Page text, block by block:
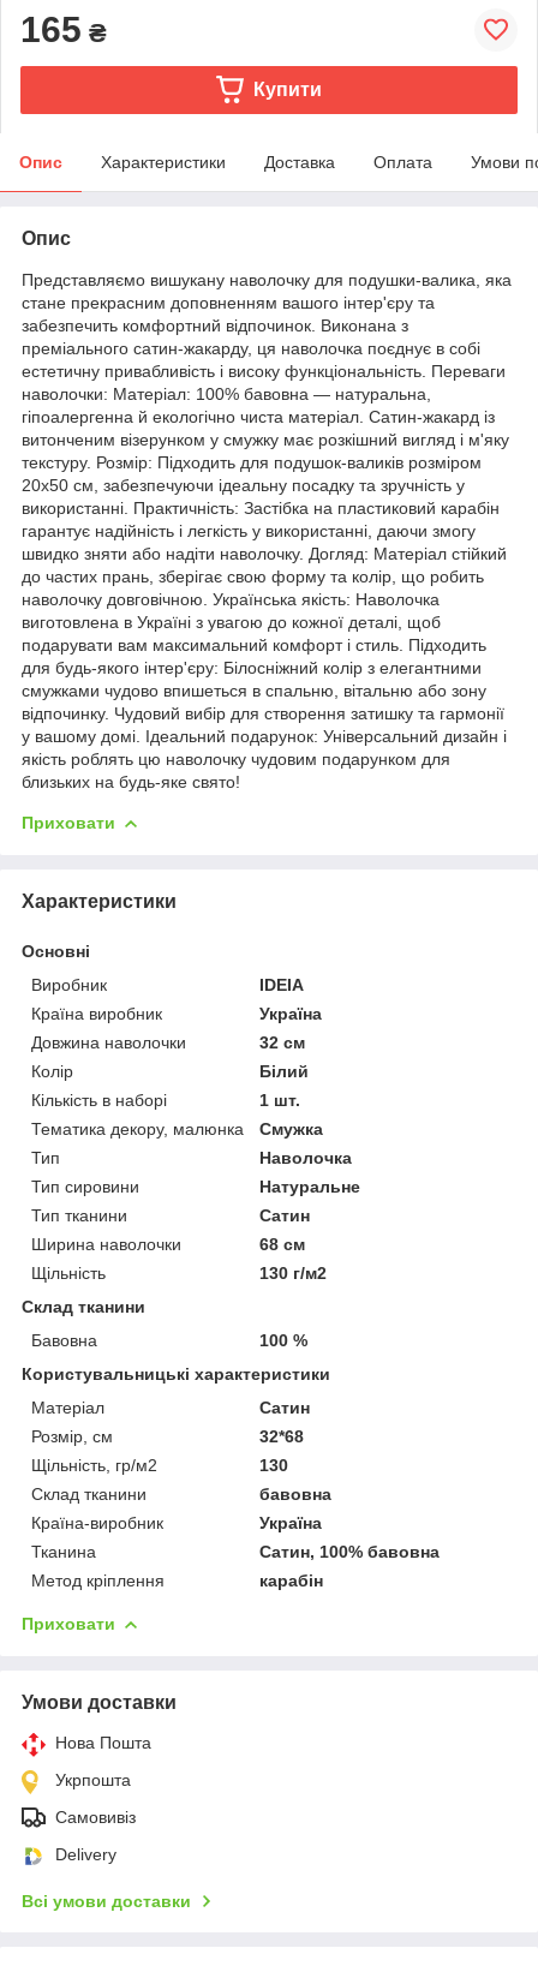
165 ₴
Купити
Опис Характеристики Доставка Оплата Умови
Опис
Представляємо вишукану наволочку для подушки-валика, яка
стане прекрасним доповненням вашого інтер'єру та
забезпечить комфортний відпочинок. Виконана з
преміального сатин-жакарду, ця наволочка поєднує в собі
естетичну привабливість і високу функціональність. Переваги
наволочки: Матеріал: 100% бавовна — натуральна,
гіпоалергенна й екологічно чиста матеріал. Сатин-жакард із
витонченим візерунком у смужку має розкішний вигляд і м'яку
текстуру. Розмір: Підходить для подушок-валиків розміром
20х50 см, забезпечуючи ідеальну посадку та зручність у
використанні. Практичність: Застібка на пластиковий карабін
гарантує надійність і легкість у використанні, даючи змогу
швидко зняти або надіти наволочку. Догляд: Матеріал стійкий
до частих прань, зберігає свою форму та колір, що робить
наволочку довговічною. Українська якість: Наволочка
виготовлена в Україні з увагою до кожної деталі, щоб
подарувати вам максимальний комфорт і стиль. Підходить
для будь-якого інтер'єру: Білосніжний колір з елегантними
смужками чудово впишеться в спальню, вітальню або зону
відпочинку. Чудовий вибір для створення затишку та гармонії
у вашому домі. Ідеальний подарунок: Універсальний дизайн і
якість роблять цю наволочку чудовим подарунком для
близьких на будь-яке свято!
Приховати
Характеристики
Основні
Виробник
IDEIA
Країна виробник
Україна
Довжина наволочки
32 см
Колір
Білий
Кількість в наборі
1 шт.
Тематика декору, малюнка
Смужка
Тип
Наволочка
Тип сировини
Натуральне
Тип тканини
Сатин
Ширина наволочки
68 см
Щільність
130 г/м2
Склад тканини
Бавовна
100 %
Користувальницькі характеристики
Матеріал
Сатин
Розмір, см
32*68
Щільність, гр/м2
130
Склад тканини
бавовна
Країна-виробник
Україна
Тканина
Сатин, 100% бавовна
Метод кріплення
карабін
Приховати
Умови доставки
Нова Пошта
Укрпошта
Самовивіз
Delivery
Всі умови доставки